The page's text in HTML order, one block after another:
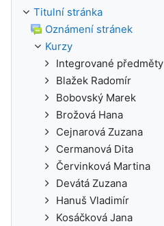
Titulní stránka
Oznámení stránek
Kurzy
Integrované předměty
Blažek Radomír
Bobovský Marek
Brožová Hana
Cejnarová Zuzana
Cermanová Dita
Červinková Martina
Devátá Zuzana
Hanuš Vladimír
Kosáčková Jana